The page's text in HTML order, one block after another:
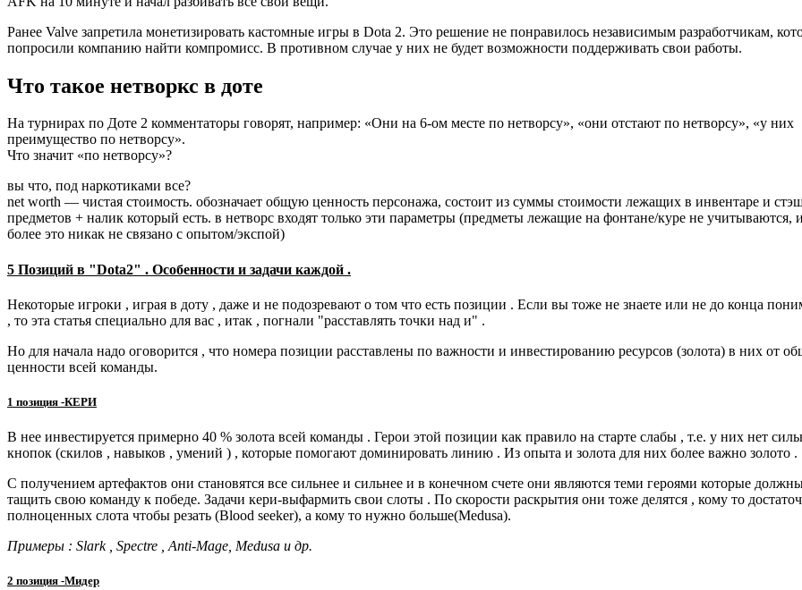
Ранее Valve запретила монетизировать кастомные игры в Dota 2. Это решение не понравилось независимым разработчикам,
попросили компанию найти компромисс. В противном случае у них не будет возможности поддерживать свои работы.
Что такое нетворкс в доте
На турнирах по Доте 2 комментаторы говорят, например: «Они на 6-ом месте по нетворсу», «они отстают по нетворсу», «у них
преимущество по нетворсу».
Что значит «по нетворсу»?
вы что, под наркотиками все?
net worth — чистая стоимость. обозначает общую ценность персонажа, состоит из суммы стоимости лежащих в инвентаре и
предметов + налик который есть. в нетворс входят только эти параметры (предметы лежащие на фонтане/куре не учитываются,
более это никак не связано с опытом/экспой)
5 Позиций в "Dota2" . Особенности и задачи каждой .
Некоторые игроки , играя в доту , даже и не подозревают о том что есть позиции . Если вы тоже не знаете или не до конца
, то эта статья специально для вас , итак , погнали "расставлять точки над и" .
Но для начала надо оговорится , что номера позиции расставлены по важности и инвестированию ресурсов (золота) в них от
ценности всей команды.
1 позиция -КЕРИ
В нее инвестируется примерно 40 % золота всей команды . Герои этой позиции как правило на старте слабы , т.е. у них нет
кнопок (скилов , навыков , умений ) , которые помогают доминировать линию . Из опыта и золота для них более важно золото .
С получением артефактов они становятся все сильнее и сильнее и в конечном счете они являются теми героями которые
тащить свою команду к победе. Задачи кери-выфармить свои слоты . По скорости раскрытия они тоже делятся , кому то
полноценных слота чтобы резать (Blood seeker), а кому то нужно больше(Medusa).
Примеры : Slark , Spectre , Anti-Mage, Medusa и др.
2 позиция -Мидер